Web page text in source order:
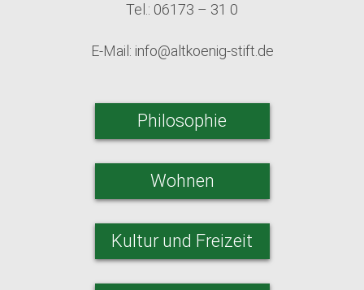
Tel.: 06173 – 31 0
E-Mail: info@altkoenig-stift.de
Philosophie
Wohnen
Kultur und Freizeit